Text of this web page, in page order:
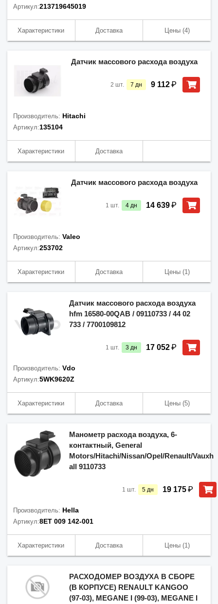
Артикул:213719645019
Характеристики Доставка Цены(4)
Датчик массового расхода воздуха
2 шт. 7 дн 9 112₽
Производитель: Hitachi
Артикул:135104
Характеристики Доставка
Датчик массового расхода воздуха
1 шт. 4 дн 14 639₽
Производитель: Valeo
Артикул:253702
Характеристики Доставка Цены(1)
Датчик массового расхода воздуха
hfm 16580-00QAB / 09110733 / 44 02
733 / 7700109812
1 шт. 3 дн 17 052₽
Производитель: Vdo
Артикул:5WK9620Z
Характеристики Доставка Цены(5)
Манометр расхода воздуха, 6-
контактный, General
Motors/Hitachi/Nissan/Opel/Renault/Vauxh
all 9110733
1 шт. 5 дн 19 175₽
Производитель: Hella
Артикул:8ET 009 142-001
Характеристики Доставка Цены(1)
РАСХОДОМЕР ВОЗДУХА В СБОРЕ
(В КОРПУСЕ) RENAULT KANGOO
(97-03), MEGANE I (99-03), MEGANE I